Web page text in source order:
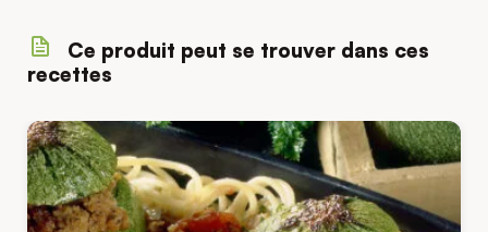
Ce produit peut se trouver dans ces
recettes